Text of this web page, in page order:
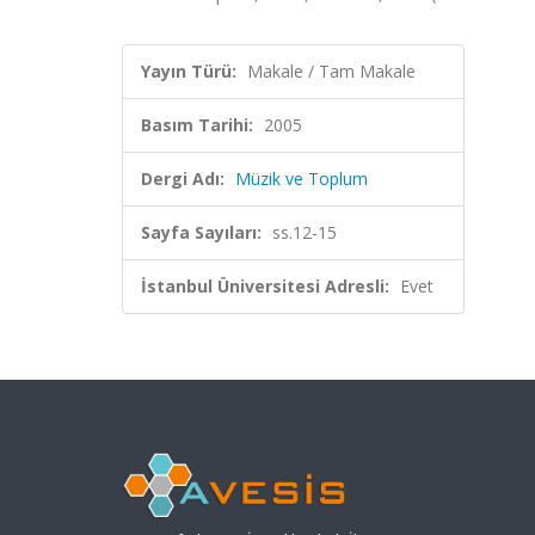
Yayın Türü: Makale / Tam Makale
Basım Tarihi: 2005
Dergi Adı: Müzik ve Toplum
Sayfa Sayıları: ss.12-15
İstanbul Üniversitesi Adresli: Evet